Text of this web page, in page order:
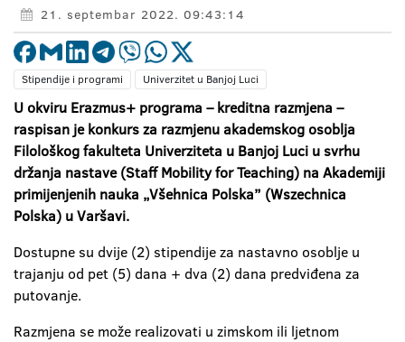
21. septembar 2022. 09:43:14
Stipendije i programi Univerzitet u Banjoj Luci
U okviru Erazmus+ programa – kreditna razmjena –
raspisan je konkurs za razmjenu akademskog osoblja
Filološkog fakulteta Univerziteta u Banjoj Luci u svrhu
držanja nastave (Staff Mobility for Teaching) na Akademiji
primijenjenih nauka „Všehnica Polska” (Wszechnica
Polska) u Varšavi.
Dostupne su dvije (2) stipendije za nastavno osoblje u
trajanju od pet (5) dana + dva (2) dana predviđena za
putovanje.
Razmjena se može realizovati u zimskom ili ljetnom